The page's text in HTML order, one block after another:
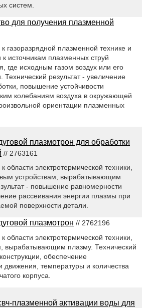
систем.
для получения плазменной
газоразрядной плазменной технике и
к источникам плазменных струй
где исходным газом воздух или его
Технический результат - увеличение
повышение устойчивости
колебаниям воздуха в окружающей
ориентации плазменных
плазмотрон для обработки
// 2763161
области электротермической техники,
устройствам, вырабатывающим
- повышение равномерности
рассеивания энергии плазмы при
поверхности детали.
плазмотрон // 2762196
области электротермической техники,
вырабатывающим плазму. Технический
обеспечение
движения, температуры и количества
корпуса.
плазменной активации воды для